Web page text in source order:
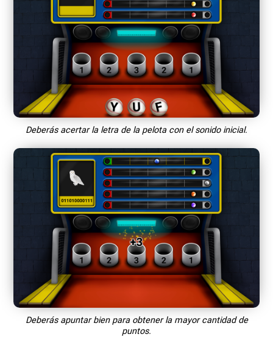
Deberás acertar la letra de la pelota con el sonido inicial.
Deberás apuntar bien para obtener la mayor cantidad de
puntos.